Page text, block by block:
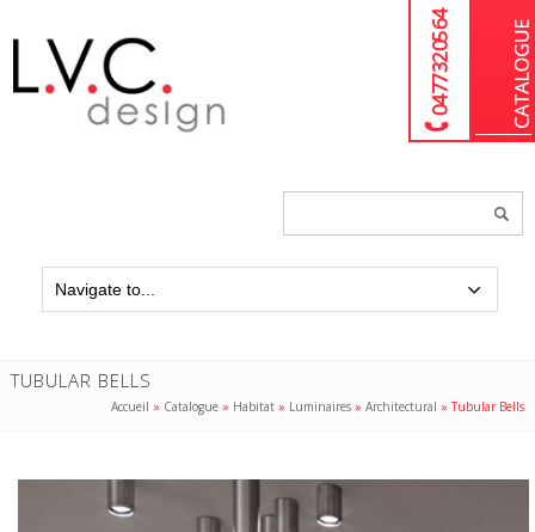
04 77 32 05 64
TUBULAR BELLS
Accueil » Catalogue » Habitat » Luminaires »Architectural »Tubular Bells